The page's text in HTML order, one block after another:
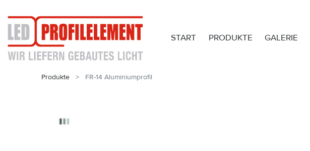
START PRODUKTE GALERIE
Produkte FR-14 Aluminiumprofil